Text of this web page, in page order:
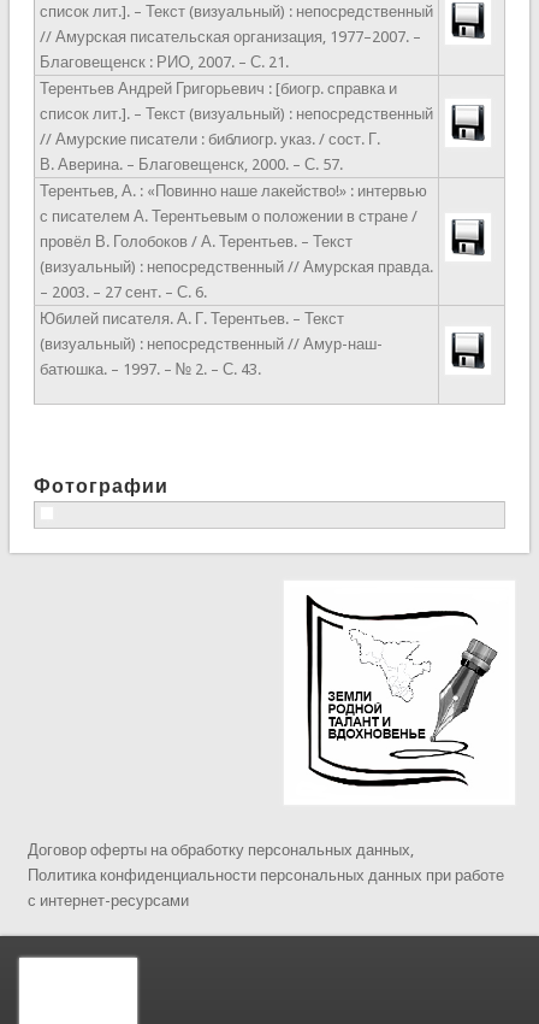
список лит.]. – Текст (визуальный) : непосредственный
// Амурская писательская организация, 1977–2007. –
Благовещенск : РИО, 2007. – С. 21.
Терентьев Андрей Григорьевич : [биогр. справка и
список лит.]. – Текст (визуальный) : непосредственный
// Амурские писатели : библиогр. указ. / сост. Г.
В. Аверина. – Благовещенск, 2000. – С. 57.
Терентьев, А. : «Повинно наше лакейство!» : интервью
с писателем А. Терентьевым о положении в стране /
провёл В. Голобоков / А. Терентьев. – Текст
(визуальный) : непосредственный // Амурская правда.
– 2003. – 27 сент. – С. 6.
Юбилей писателя. А. Г. Терентьев. – Текст
(визуальный) : непосредственный // Амур-наш-
батюшка. – 1997. – № 2. – С. 43.
Фотографии
Договор оферты на обработку персональных данных,
Политика конфиденциальности персональных данных при работе
с интернет-ресурсами